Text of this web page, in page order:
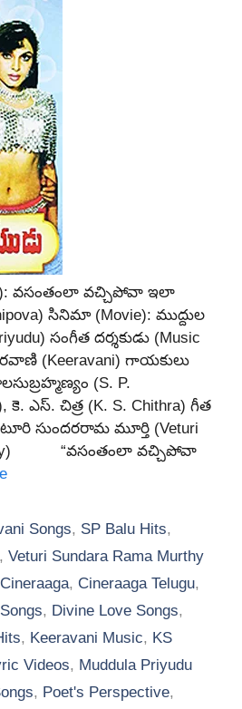
వసంతంలా వచ్చిపోవా ఇలా
సినిమా (Movie): ముద్దుల
సంగీత దర్శకుడు (Music
(Keeravani) గాయకులు
(S. P.
కె. ఎస్. చిత్ర (K. S. Chithra) గీత
సుందరరామ మూర్తి (Veturi
“వసంతంలా వచ్చిపోవా
Songs, SP Balu Hits,
, Veturi Sundara Rama Murthy
Cineraaga, Cineraaga Telugu,
, Divine Love Songs,
, Keeravani Music, KS
Videos, Muddula Priyudu
, Poet's Perspective,